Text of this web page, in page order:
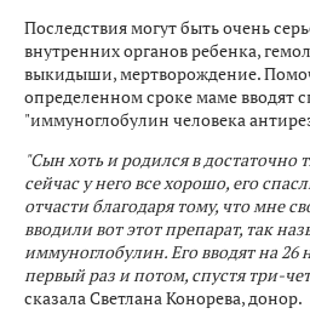
Последствия могут быть очень
внутренних органов ребенка,
выкидыши, мертворождение.
определенном сроке маме вводят
"иммуноглобулин человека
"Сын хоть и родился в достаточно
сейчас у него все хорошо, его
отчасти благодаря тому, что мне
вводили вот этот препарат, так
иммуноглобулин. Его вводят на 26
первый раз и потом, спустя три-
сказала Светлана Конорева, донор.